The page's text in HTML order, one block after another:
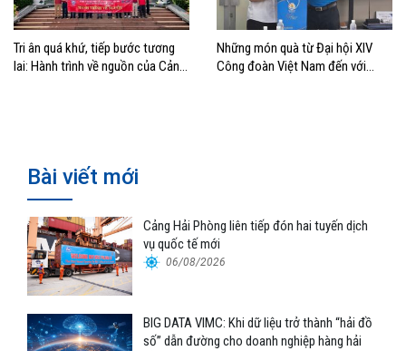
Tri ân quá khứ, tiếp bước tương
lai: Hành trình về nguồn của Cảng
Những món quà từ Đại hội XIV
Công đoàn Việt Nam đến với
Bài viết mới
Cảng Hải Phòng liên tiếp đón hai tuyến dịch
vụ quốc tế mới
06/08/2026
BIG DATA VIMC: Khi dữ liệu trở thành “hải đồ
số” dẫn đường cho doanh nghiệp hàng hải